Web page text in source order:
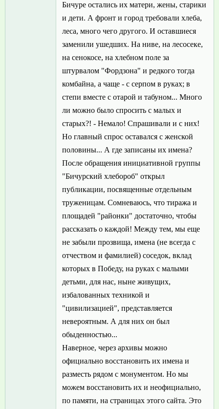
Бичуре остались их матери, жены, старики
и дети. А фронт и город требовали хлеба,
леса, много чего другого. И оставшиеся
заменили ушедших. На ниве, на лесосеке,
на сенокосе, на хлебном поле за
штурвалом "Фордзона" и редкого тогда
комбайна, а чаще - с серпом в руках; в
степи вместе с отарой и табуном... Много
ли можно было спросить с малых и
старых?! - Немало! Спрашивали и с них!
Но главный спрос оставался с женской
половины... А где записаны их имена?
После обращения инициативной группы
"Бичурский хлебороб" открыл
публикации, посвященные отдельным
труженицам. Сомневаюсь, что тиража и
площадей "районки" достаточно, чтобы
рассказать о каждой! Между тем, мы еще
не забыли прозвища, имена (не всегда с
отчеством и фамилией) соседок, вклад
которых в Победу, на руках с малыми
детьми, для нас, ныне живущих,
избалованных техникой и
"цивилизацией", представляется
невероятным. А для них он был
обыденностью...
Наверное, через архивы можно
официально восстановить их имена и
разместь рядом с монументом. Но мы
можем восстановить их и неофициально,
по памяти, на страницах этого сайта. Это